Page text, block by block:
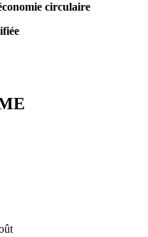
circulaire